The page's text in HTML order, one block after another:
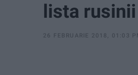
lista rusinii
26 FEBRUARIE 2018, 01:03